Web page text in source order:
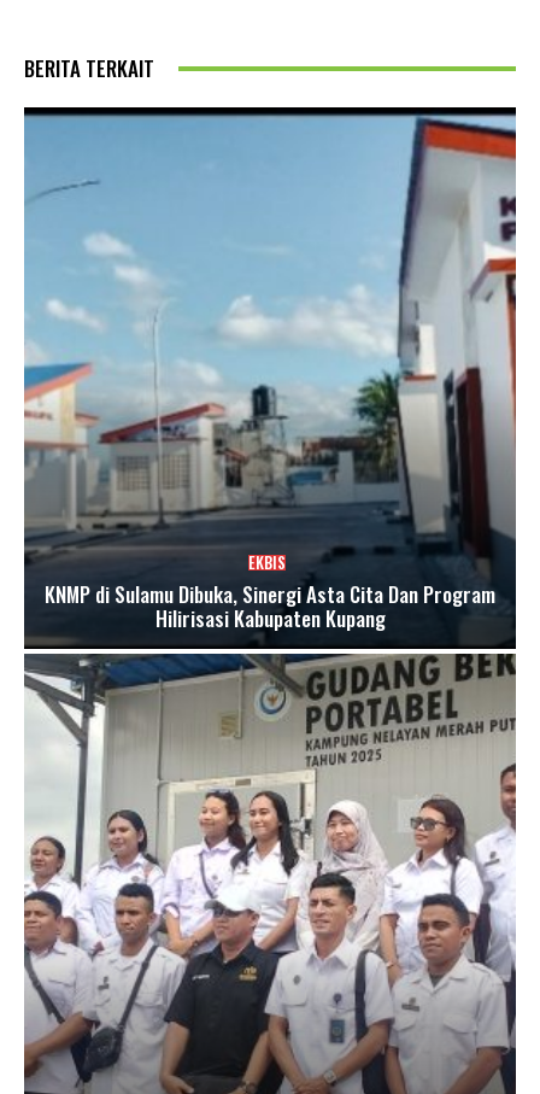
BERITA TERKAIT
EKBIS
KNMP di Sulamu Dibuka, Sinergi Asta Cita Dan Program
Hilirisasi Kabupaten Kupang